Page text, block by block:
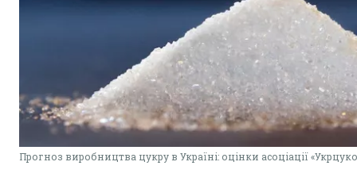
Прогноз виробництва цукру в Україні: оцінки асоціації